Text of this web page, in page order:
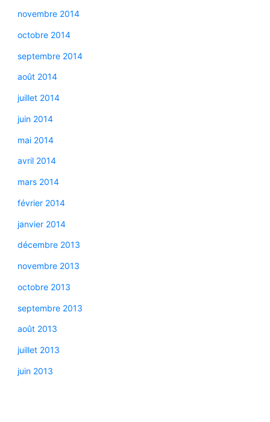
novembre 2014
octobre 2014
septembre 2014
août 2014
juillet 2014
juin 2014
mai 2014
avril 2014
mars 2014
février 2014
janvier 2014
décembre 2013
novembre 2013
octobre 2013
septembre 2013
août 2013
juillet 2013
juin 2013